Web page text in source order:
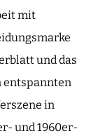
mit
und das
entspannten
in
und 1960er-